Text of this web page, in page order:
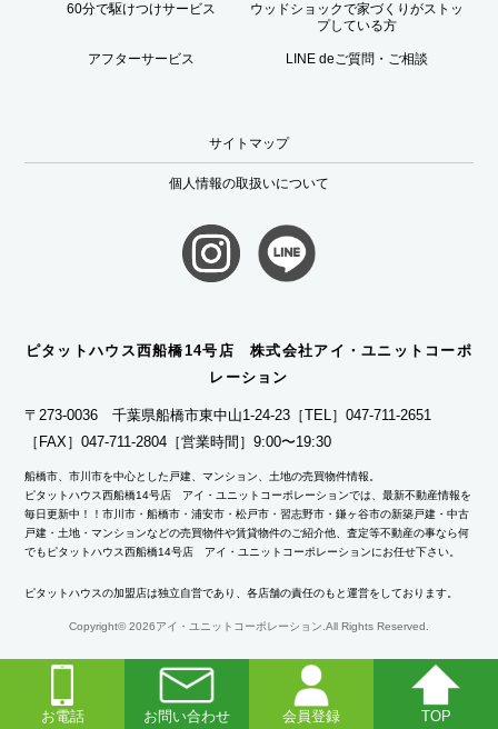
60分で駆けつけサービス
ウッドショックで家づくりがストッ
プしている方
アフターサービス LINE deご質問・ご相談
サイトマップ
個人情報の取扱いについて
ピタットハウス西船橋14号店 株式会社アイ・ユニットコーポ
レーション
〒273-0036 千葉県船橋市東中山1-24-23 ［TEL］047-711-2651
［FAX］047-711-2804 ［営業時間］9:00〜19:30
船橋市、市川市を中心とした戸建、マンション、土地の売買物件情報。
ピタットハウス西船橋14号店 アイ・ユニットコーポレーションでは、最新不動産情報を
毎日更新中！！市川市・船橋市・浦安市・松戸市・習志野市・鎌ヶ谷市の新築戸建・中古
戸建・土地・マンションなどの売買物件や賃貸物件のご紹介他、査定等不動産の事なら何
でもピタットハウス西船橋14号店 アイ・ユニットコーポレーションにお任せ下さい。
ピタットハウスの加盟店は独立自営であり、各店舗の責任のもと運営をしております。
Copyright©2026アイ・ユニットコーポレーション.All Rights Reserved.
お電話 お問い合わせ 会員登録 TOP